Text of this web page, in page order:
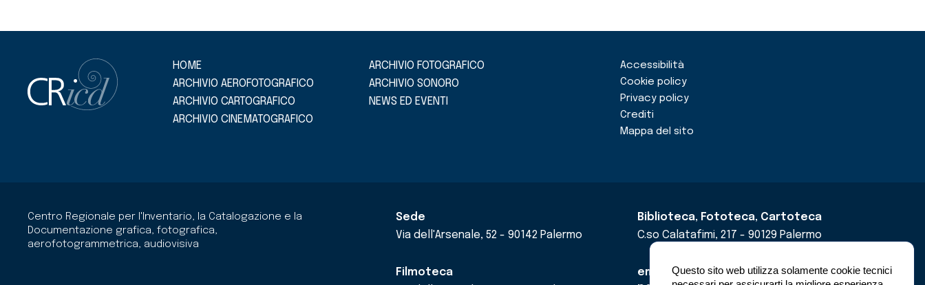
Questo sito web utilizza solamente cookie tecnici
HOME
ARCHIVIO AEROFOTOGRAFICO
ARCHIVIO CARTOGRAFICO
ARCHIVIO CINEMATOGRAFICO
ARCHIVIO FOTOGRAFICO
ARCHIVIO SONORO
NEWS ED EVENTI
Accessibilità
Cookie policy
Privacy policy
Crediti
Mappa del sito
Centro Regionale per l'Inventario, la Catalogazione e la
Documentazione grafica, fotografica,
aerofotogrammetrica, audiovisiva
Sede
Via dell'Arsenale, 52 - 90142 Palermo
Biblioteca, Fototeca, Cartoteca
C.so Calatafimi, 217 - 90129 Palermo
Filmoteca
email
cricd@regione.sicilia.it